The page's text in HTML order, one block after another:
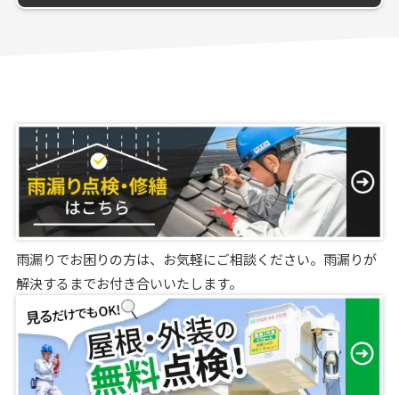
雨漏りでお困りの方は、お気軽にご相談ください。雨漏りが
解決するまでお付き合いいたします。